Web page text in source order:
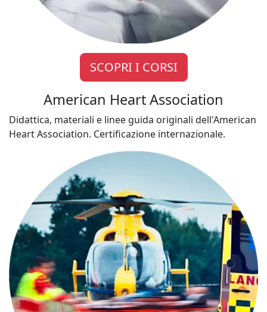
SCOPRI I CORSI
American Heart Association
Didattica, materiali e linee guida originali dell'American
Heart Association. Certificazione internazionale.